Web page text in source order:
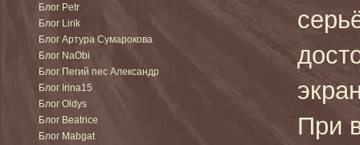
Блог Petr
Блог Lirik
Блог Артура Сумарокова
Блог NaObi
Блог Пегий пес Александр
Блог Irina15
Блог Oldys
Блог Beatrice
Блог Mabgat
При